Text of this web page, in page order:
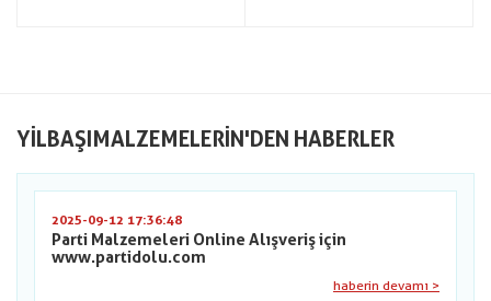
YILBAŞIMALZEMELERIN'DEN HABERLER
2025-09-12 17:36:48
Parti Malzemeleri Online Alışveriş için
www.partidolu.com
haberin devamı >